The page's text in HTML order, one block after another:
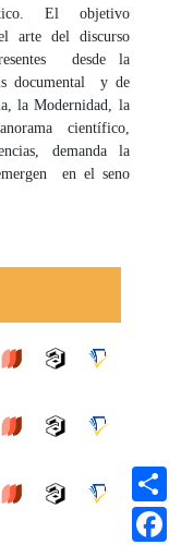
El objetivo
arte del discurso
desde la
documental y de
la Modernidad, la
científico,
demanda la
en el seno